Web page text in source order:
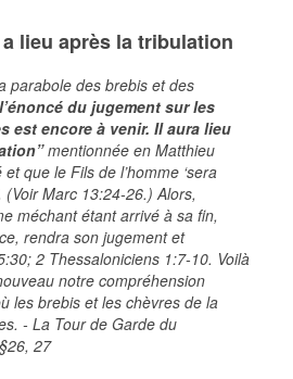
lieu après la tribulation
parabole des brebis et des
l’énoncé du jugement sur les
est encore à venir. Il aura lieu
mentionnée en Matthieu
que le Fils de l’homme ‘sera
(Voir Marc 13:24-26.) Alors,
méchant étant arrivé à sa fin,
rendra son jugement et
2 Thessaloniciens 1:7-10. Voilà
notre compréhension
les brebis et les chèvres de la
- La Tour de Garde du
27